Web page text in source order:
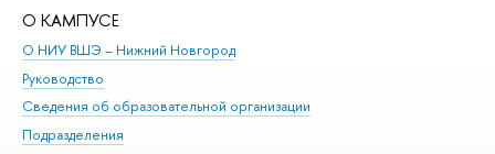
О КАМПУСЕ
О НИУ ВШЭ – Нижний Новгород
Руководство
Сведения об образовательной организации
Подразделения